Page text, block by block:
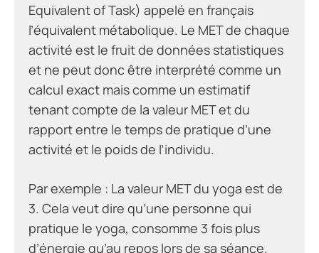
Equivalent of Task) appelé en français
l’équivalent métabolique. Le MET de chaque
activité est le fruit de données statistiques
et ne peut donc être interprété comme un
calcul exact mais comme un estimatif
tenant compte de la valeur MET et du
rapport entre le temps de pratique d’une
activité et le poids de l’individu.
Par exemple : La valeur MET du yoga est de
3. Cela veut dire qu’une personne qui
pratique le yoga, consomme 3 fois plus
d’énergie qu’au repos lors de sa séance.